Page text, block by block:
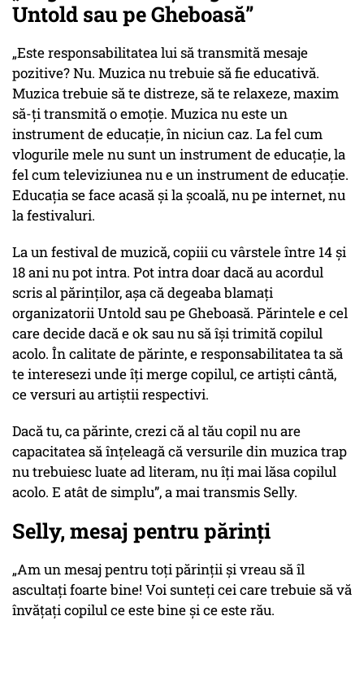
Untold sau pe Gheboasă”
„Este responsabilitatea lui să transmită mesaje
pozitive? Nu. Muzica nu trebuie să fie educativă.
Muzica trebuie să te distreze, să te relaxeze, maxim
să-ți transmită o emoție. Muzica nu este un
instrument de educație, în niciun caz. La fel cum
vlogurile mele nu sunt un instrument de educație, la
fel cum televiziunea nu e un instrument de educație.
Educația se face acasă și la școală, nu pe internet, nu
la festivaluri.
La un festival de muzică, copiii cu vârstele între 14 și
18 ani nu pot intra. Pot intra doar dacă au acordul
scris al părinților, așa că degeaba blamați
organizatorii Untold sau pe Gheboasă. Părintele e cel
care decide dacă e ok sau nu să își trimită copilul
acolo. În calitate de părinte, e responsabilitatea ta să
te interesezi unde îți merge copilul, ce artiști cântă,
ce versuri au artiștii respectivi.
Dacă tu, ca părinte, crezi că al tău copil nu are
capacitatea să înțeleagă că versurile din muzica trap
nu trebuiesc luate ad literam, nu îți mai lăsa copilul
acolo. E atât de simplu”, a mai transmis Selly.
Selly, mesaj pentru părinți
„Am un mesaj pentru toți părinții și vreau să îl
ascultați foarte bine! Voi sunteți cei care trebuie să vă
învățați copilul ce este bine și ce este rău.